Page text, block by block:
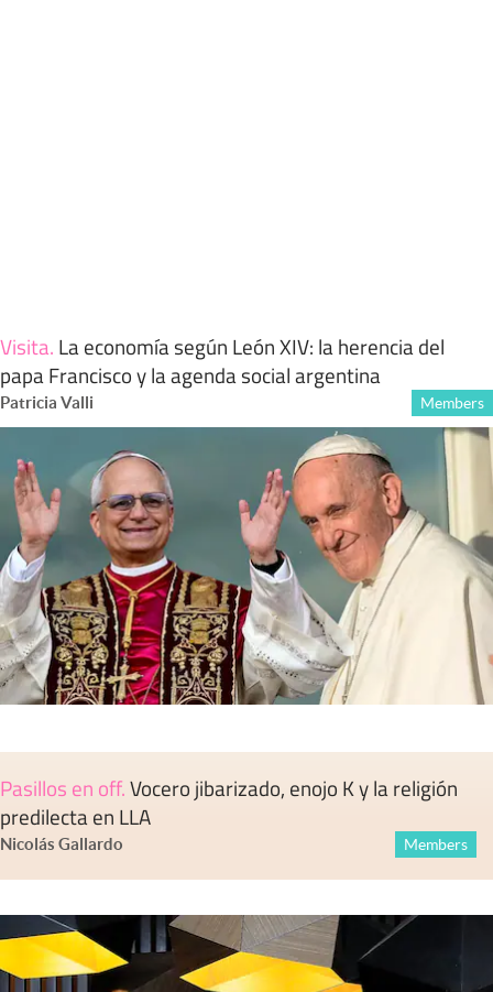
Visita. La economía según León XIV: la herencia del
papa Francisco y la agenda social argentina
Patricia Valli Members
Pasillos en off.Vocero jibarizado, enojo K y la religión
predilecta en LLA
Nicolás Gallardo Members